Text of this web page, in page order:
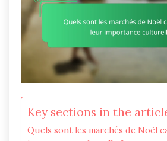
Key sections in the
Quels sont les marchés de Noël